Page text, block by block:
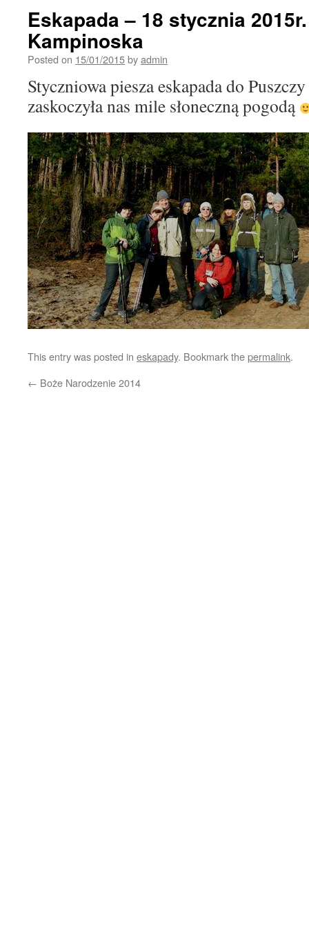
Eskapada – 18 stycznia
Kampinoska
Posted on 15/01/2015byadmin
Styczniowa piesza eskapada do
zaskoczyła nas mile słoneczną pogodą
This entry was posted in eskapady. Bookmark thepermalink.
← Boże Narodzenie 2014